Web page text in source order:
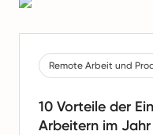
Remote Arbeit und
10 Vorteile der
Arbeitern im